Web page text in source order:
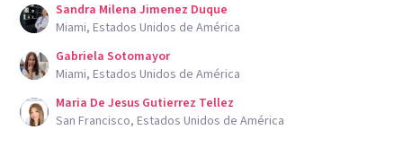
Sandra Milena Jimenez Duque
Miami, Estados Unidos de América
Gabriela Sotomayor
Miami, Estados Unidos de América
Maria De Jesus Gutierrez Tellez
San Francisco, Estados Unidos de América